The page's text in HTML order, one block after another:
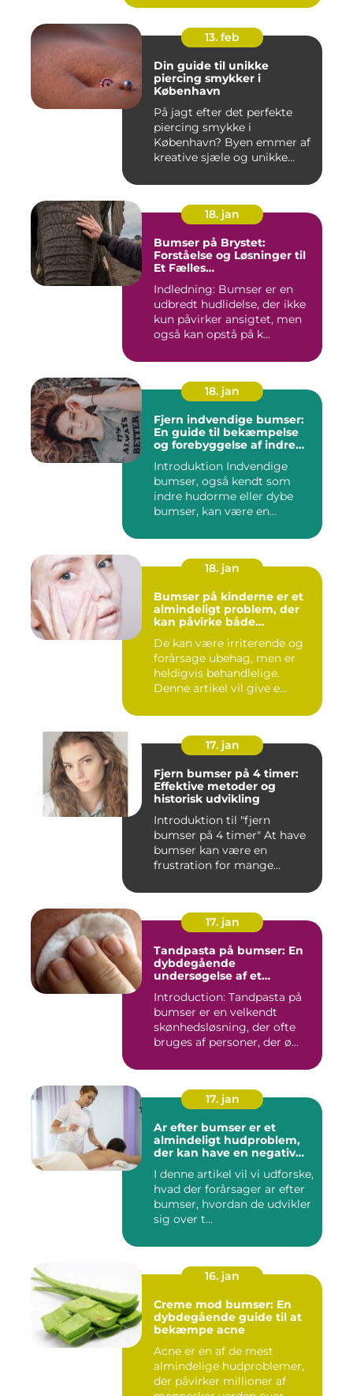
13. feb
Din guide til unikke
piercing smykker i
København
På jagt efter det perfekte
piercing smykke i
København? Byen emmer af
kreative sjæle og unikke
18. jan
Bumser på Brystet:
Forståelse og Løsninger til
Et Fælles
Indledning: Bumser er en
udbredt hudlidelse, der ikke
kun påvirker ansigtet, men
også kan opstå på k...
18. jan
Fjern indvendige bumser:
En guide til bekæmpelse
og forebyggelse af indre
Introduktion Indvendige
bumser, også kendt som
indre hudorme eller dybe
bumser, kan være en
18. jan
Bumser på kinderne er et
almindeligt problem, der
kan påvirke både
De kan være irriterende og
forårsage ubehag, men er
heldigvis behandlelige.
Denne artikel vil give e...
17. jan
Fjern bumser på 4 timer:
Effektive metoder og
historisk udvikling
Introduktion til "fjern
bumser på 4 timer" At have
bumser kan være en
frustration for mange
17. jan
Tandpasta på bumser: En
dybdegående
undersøgelse af et
Introduction: Tandpasta på
bumser er en velkendt
skønhedsløsning, der ofte
bruges af personer, der ø...
17. jan
Ar efter bumser er et
almindeligt hudproblem,
der kan have en negativ
selvtillid og trivsel
I denne artikel vil vi udforske,
hvad der forårsager ar efter
bumser, hvordan de udvikler
sig over t...
16. jan
Creme mod bumser: En
dybdegående guide til at
bekæmpe acne
Acne er en af de mest
almindelige hudproblemer,
der påvirker millioner af